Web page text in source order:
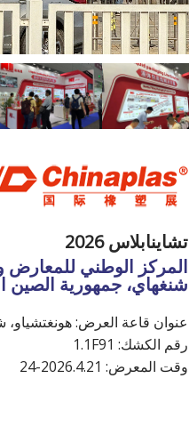
تشاينابلاس 2026
شنغهاي، جمهورية الصين
عنوان قاعة العرض: هونغتشياو،
رقم الكشك: 1.1F91
وقت المعرض: 2026.4.21-24